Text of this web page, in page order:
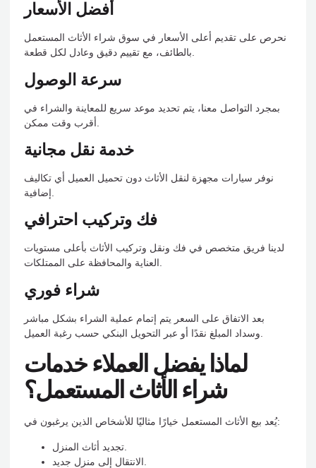
أفضل الأسعار
نحرص على تقديم أعلى الأسعار في سوق شراء الأثاث المستعمل
بالطائف، مع تقييم دقيق وعادل لكل قطعة.
سرعة الوصول
بمجرد التواصل معنا، يتم تحديد موعد سريع للمعاينة والشراء في
خدمة نقل مجانية
نوفر سيارات مجهزة لنقل الأثاث دون تحميل العميل أي تكاليف
فك وتركيب احترافي
لدينا فريق متخصص في فك ونقل وتركيب الأثاث بأعلى مستويات
العناية والمحافظة على الممتلكات.
شراء فوري
بعد الاتفاق على السعر يتم إتمام عملية الشراء بشكل مباشر
لماذا يفضل العملاء خدمات
شراء الأثاث المستعمل؟
يُعد بيع الأثاث المستعمل خيارًا مثاليًا للأشخاص الذين يرغبون في: